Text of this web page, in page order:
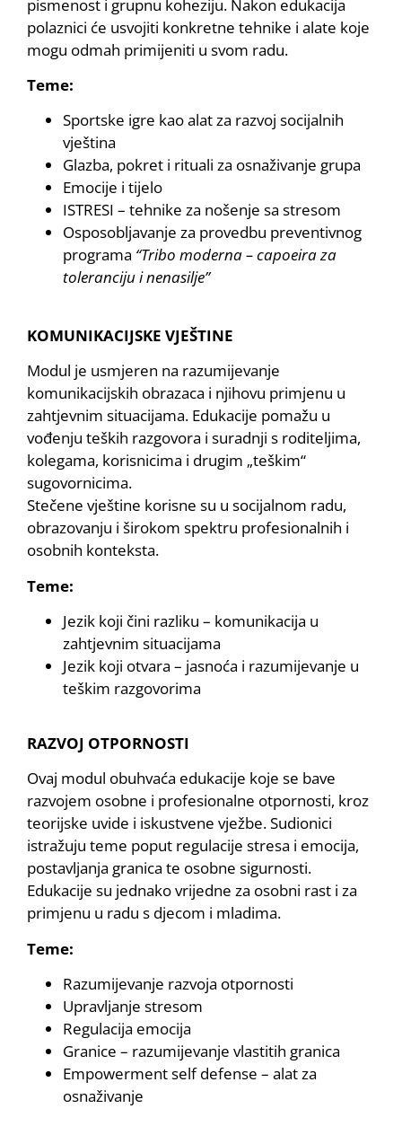
pismenost i grupnu koheziju. Nakon edukacija
polaznici će usvojiti konkretne tehnike i alate koje
mogu odmah primijeniti u svom radu.
Teme:
Sportske igre kao alat za razvoj socijalnih
vještina
Glazba, pokret i rituali za osnaživanje grupa
Emocije i tijelo
ISTRESI – tehnike za nošenje sa stresom
Osposobljavanje za provedbu preventivnog
programa “Tribo moderna – capoeira za
toleranciju i nenasilje”
KOMUNIKACIJSKE VJEŠTINE
Modul je usmjeren na razumijevanje
komunikacijskih obrazaca i njihovu primjenu u
zahtjevnim situacijama. Edukacije pomažu u
vođenju teških razgovora i suradnji s roditeljima,
kolegama, korisnicima i drugim „teškim“
sugovornicima.
Stečene vještine korisne su u socijalnom radu,
obrazovanju i širokom spektru profesionalnih i
osobnih konteksta.
Teme:
Jezik koji čini razliku – komunikacija u
zahtjevnim situacijama
Jezik koji otvara – jasnoća i razumijevanje u
teškim razgovorima
RAZVOJ OTPORNOSTI
Ovaj modul obuhvaća edukacije koje se bave
razvojem osobne i profesionalne otpornosti, kroz
teorijske uvide i iskustvene vježbe. Sudionici
istražuju teme poput regulacije stresa i emocija,
postavljanja granica te osobne sigurnosti.
Edukacije su jednako vrijedne za osobni rast i za
primjenu u radu s djecom i mladima.
Teme:
Razumijevanje razvoja otpornosti
Upravljanje stresom
Regulacija emocija
Granice – razumijevanje vlastitih granica
Empowerment self defense – alat za
osnaživanje